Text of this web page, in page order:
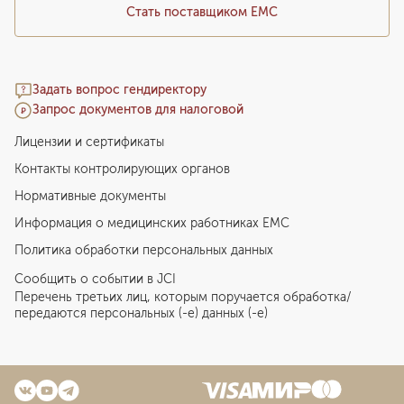
Стать поставщиком ЕМС
Задать вопрос гендиректору
Запрос документов для налоговой
Лицензии и сертификаты
Контакты контролирующих органов
Нормативные документы
Информация о медицинских работниках EMC
Политика обработки персональных данных
Сообщить о событии в JCI
Перечень третьих лиц, которым поручается обработка/
передаются персональных (-е) данных (-е)